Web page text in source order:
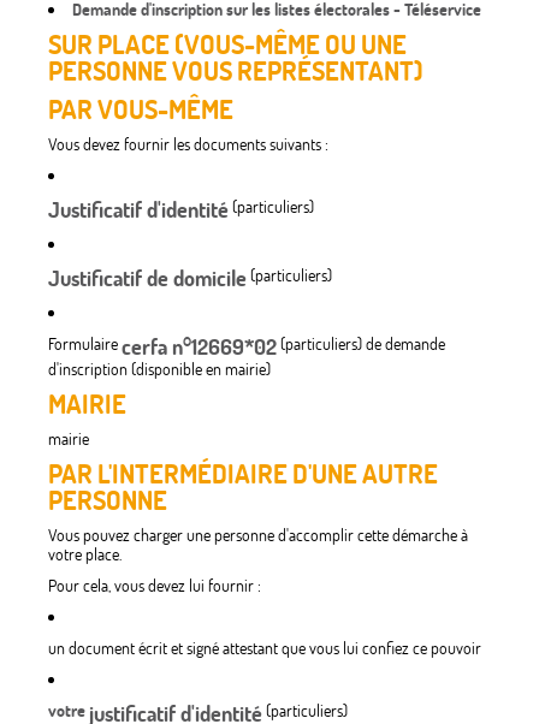
Demande d'inscription sur les listes électorales - Téléservice
SUR PLACE (VOUS-MÊME OU UNE
PERSONNE VOUS REPRÉSENTANT)
PAR VOUS-MÊME
Vous devez fournir les documents suivants :
Justificatif d'identité(particuliers)
Justificatif de domicile(particuliers)
Formulairecerfa n°12669*02(particuliers) de demande
d'inscription (disponible en mairie)
MAIRIE
mairie
PAR L'INTERMÉDIAIRE D'UNE AUTRE
PERSONNE
Vous pouvez charger une personne d'accomplir cette démarche à
votre place.
Pour cela, vous devez lui fournir :
un document écrit et signé attestant que vous lui confiez ce pouvoir
votre justificatif d'identité(particuliers)